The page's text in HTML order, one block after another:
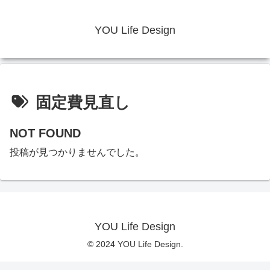
YOU Life Design
固定費見直し
NOT FOUND
投稿が見つかりませんでした。
YOU Life Design
© 2024 YOU Life Design.